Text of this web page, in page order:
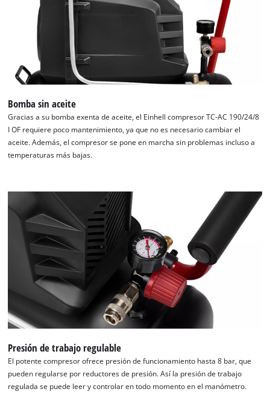
Bomba sin aceite
Gracias a su bomba exenta de aceite, el Einhell compresor TC-AC 190/24/8
I OF requiere poco mantenimiento, ya que no es necesario cambiar el
aceite. Además, el compresor se pone en marcha sin problemas incluso a
temperaturas más bajas.
Presión de trabajo regulable
El potente compresor ofrece presión de funcionamiento hasta 8 bar, que
pueden regularse por reductores de presión. Así la presión de trabajo
regulada se puede leer y controlar en todo momento en el manómetro.